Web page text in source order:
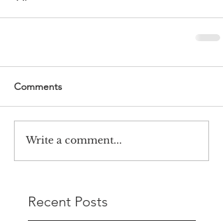
Comments
Write a comment...
Recent Posts